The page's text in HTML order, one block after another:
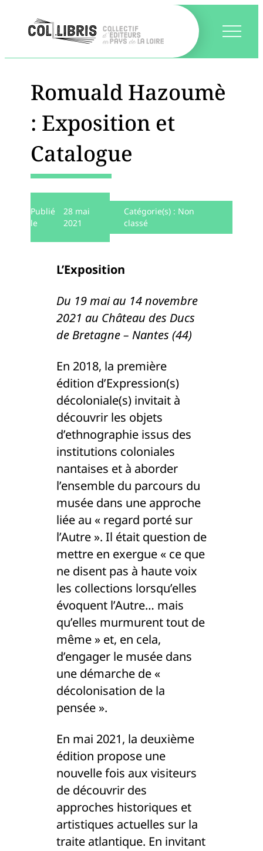
Romuald Hazoumè
: Exposition et
Catalogue
Publié
le
28 mai
2021
Catégorie(s) : Non
classé
L’Exposition
Du 19 mai au 14 novembre
2021 au Château des Ducs
de Bretagne – Nantes (44)
En 2018, la première
édition d’Expression(s)
décoloniale(s) invitait à
découvrir les objets
d’ethnographie issus des
institutions coloniales
nantaises et à aborder
l’ensemble du parcours du
musée dans une approche
liée au « regard porté sur
l’Autre ». Il était question de
mettre en exergue « ce que
ne disent pas à haute voix
les collections lorsqu’elles
évoquent l’Autre… mais
qu’elles murmurent tout de
même » et, en cela,
d’engager le musée dans
une démarche de «
décolonisation de la
pensée ».
En mai 2021, la deuxième
édition propose une
nouvelle fois aux visiteurs
de découvrir des
approches historiques et
artistiques actuelles sur la
traite atlantique. En invitant